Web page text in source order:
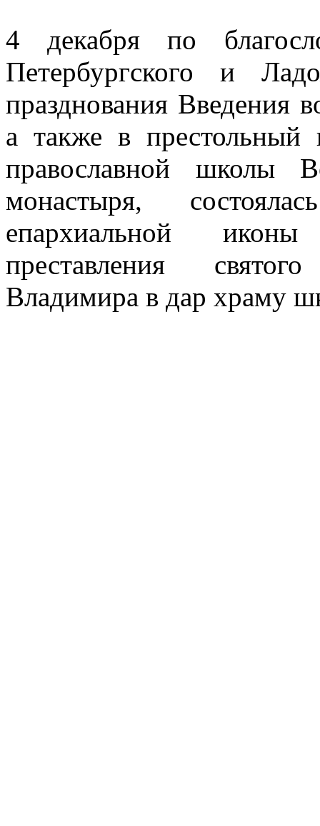
4 декабря по
Петербургского и
празднования Введения
а также в престольный
православной школы
монастыря,
епархиальной иконы
преставления
Владимира в дар храму